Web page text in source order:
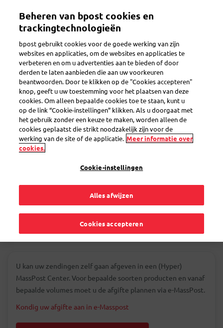
inhoud
Toggle navigation
Hoe werkt het?
Ik heb een grote,
dringende zending.
Kan ik ze zelf
afgeven in een
MassPost Center?
U kan uw zendingen zelf gaan afgeven in een (Hyper)
MassPost Center. Voor bepaalde soorten producten en vanaf
bepaalde volumes moet u de afgifte plannen via e-MassPost.
Kondig uw afgifte aan in e-Masspost
Beheren van bpost cookies en
trackingtechnologieën
bpost gebruikt cookies voor de goede werking van zijn
websites en applicaties, om de websites en applicaties te
verbeteren en om u advertenties aan te bieden of door
derden te laten aanbieden die aan uw voorkeuren
beantwoorden. Door te klikken op de "Cookies accepteren"
knop, geeft u uw toestemming voor het plaatsen van deze
cookies. Om alleen bepaalde cookies toe te staan, kunt u
op de link “Cookie-instellingen” klikken. Als u doorgaat met
het gebruik zonder een keuze te maken, worden alleen de
cookies geplaatst die strikt noodzakelijk zijn voor de
werking van de site of de applicatie. Meer informatie over
cookies.
Cookie-instellingen
Alles afwijzen
Cookies accepteren